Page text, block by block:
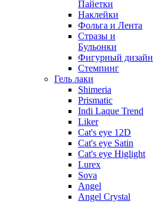
Пайетки
Наклейки
Фольга и Лента
Стразы и
Бульонки
Фигурный дизайн
Стемпинг
Гель лаки
Shimeria
Prismatic
Indi Laque Trend
Liker
Cat's eye 12D
Cat's eye Satin
Cat's eye Higlight
Lurex
Sova
Angel
Angel Crystal